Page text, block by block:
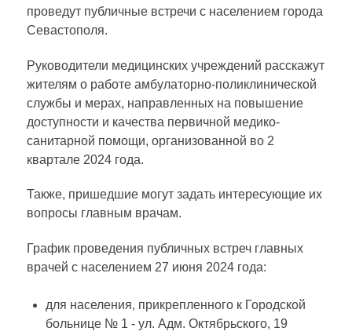
проведут публичные встречи с населением города
Севастополя.
Руководители медицинских учреждений расскажут
жителям о работе амбулаторно-поликлинической
службы и мерах, направленных на повышение
доступности и качества первичной медико-
санитарной помощи, организованной во 2
квартале 2024 года.
Также, пришедшие могут задать интересующие их
вопросы главным врачам.
График проведения публичных встреч главных
врачей с населением 27 июня 2024 года:
для населения, прикрепленного к Городской
больнице № 1 - ул. Адм. Октябрьского, 19